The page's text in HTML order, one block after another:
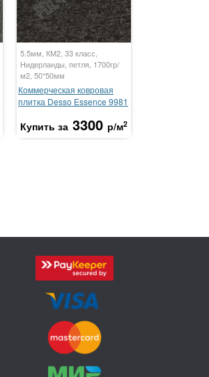
5.5мм, КМ2, 33 класс,
Нидерланды, петля, 1700гр/
м2, 50*50мм
Коммерческая ковровая
плитка Desso Essence 9981
Купить за 3300 р/м2